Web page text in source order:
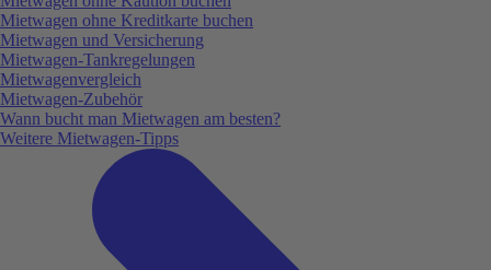
Mietwagen ohne Kreditkarte buchen
Mietwagen und Versicherung
Mietwagen-Tankregelungen
Mietwagenvergleich
Mietwagen-Zubehör
Wann bucht man Mietwagen am besten?
Weitere Mietwagen-Tipps